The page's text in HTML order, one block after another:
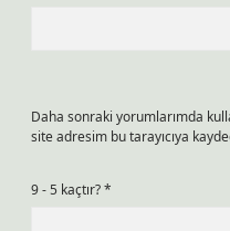
Daha sonraki yorumlarımda
site adresim bu tarayıcıya
9 - 5 kaçtır?*